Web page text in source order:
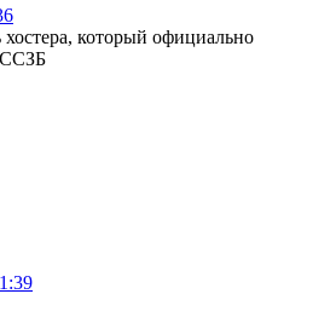
хостера, который официально
ССЗБ